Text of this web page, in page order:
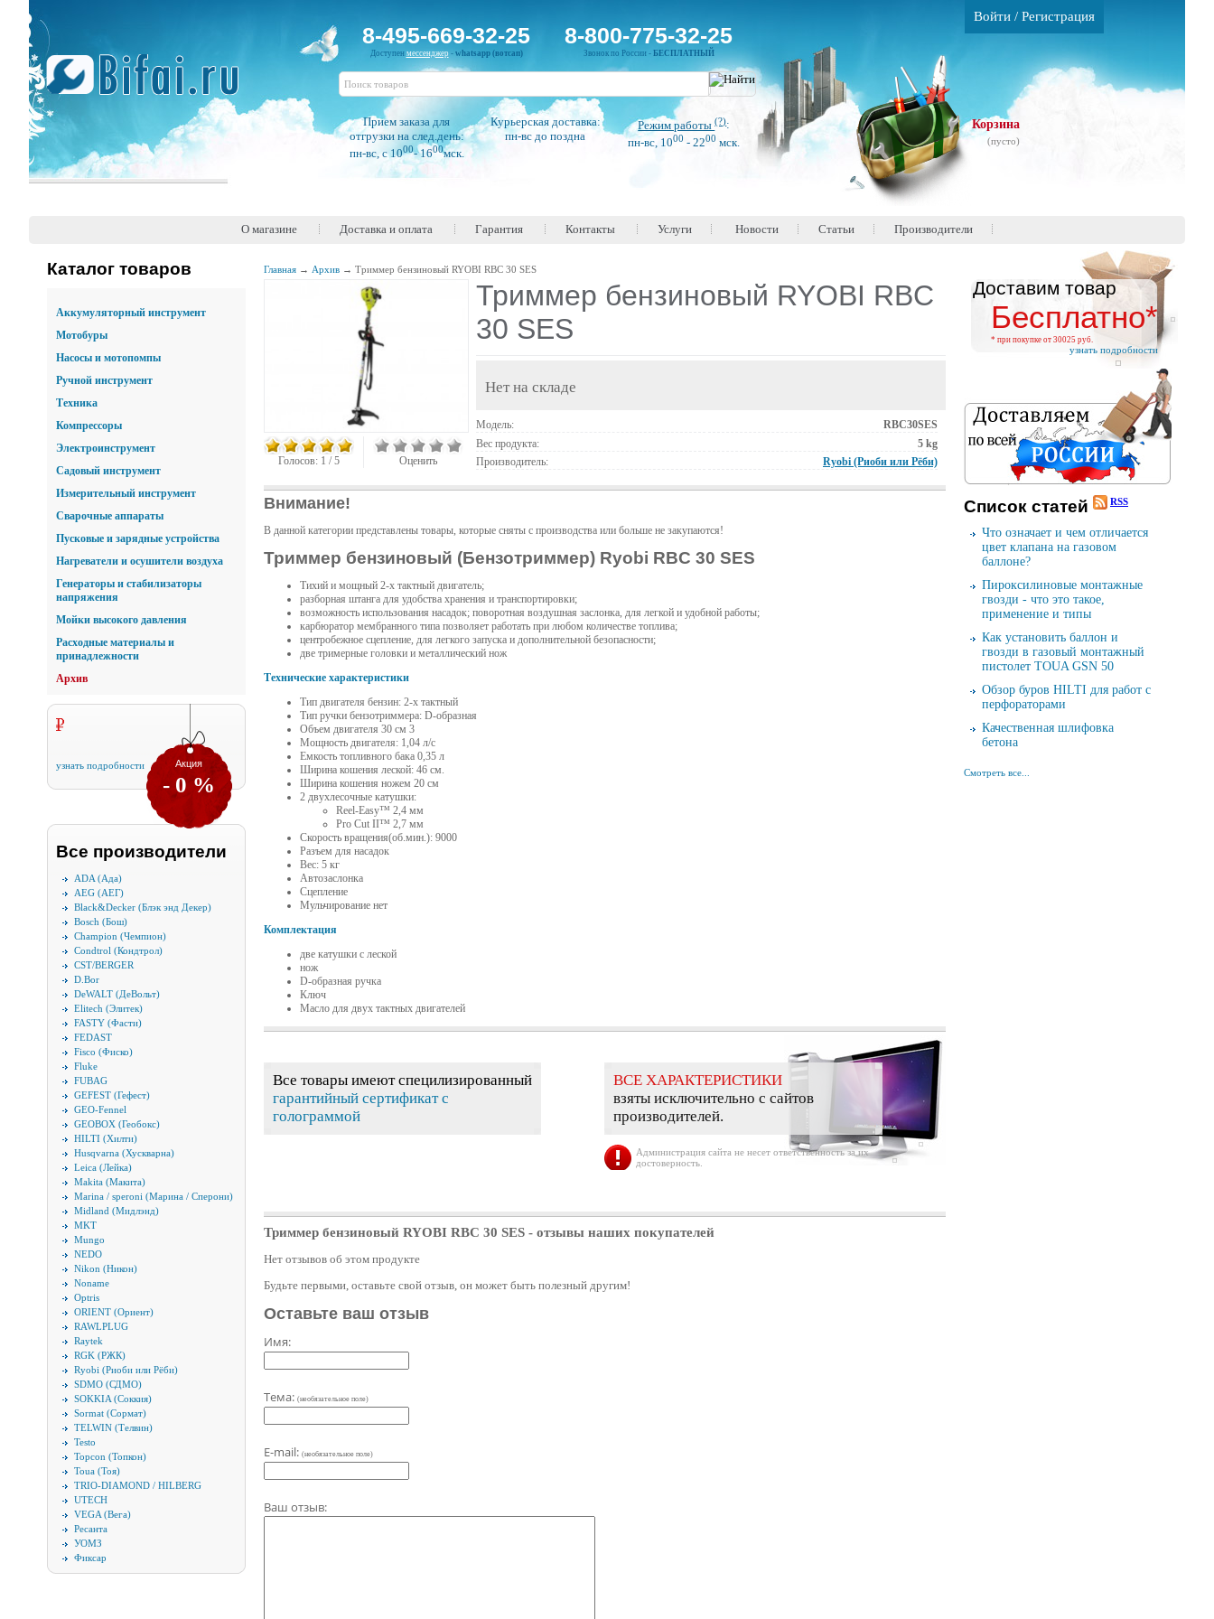
Войти /Регистрация
8-495-669-32-25
Доступен мессенджер- whatsapp (вотсап)
8-800-775-32-25
Звонок по России - БЕСПЛАТНЫЙ
Прием заказа для
отгрузки на след.день:
пн-вс, c 1000- 1600мск.
Курьерская доставка:
пн-вс до поздна
Режим работы(?):
пн-вс, 1000 - 2200 мск.
Корзина
(пусто)
О магазине Доставка и оплата Гарантия Контакты Услуги Новости Статьи Производители
Каталог товаров
Аккумуляторный инструмент
Мотобуры
Насосы и мотопомпы
Ручной инструмент
Техника
Компрессоры
Электроинструмент
Садовый инструмент
Измерительный инструмент
Сварочные аппараты
Пусковые и зарядные устройства
Нагреватели и осушители воздуха
Генераторы и стабилизаторы
напряжения
Мойки высокого давления
Расходные материалы и
принадлежности
Архив
Акция
- 0 %
узнать подробности
Все производители
ADA (Ада)
AEG (АЕГ)
Black&Decker (Блэк энд Декер)
Bosch (Бош)
Champion (Чемпион)
Condtrol (Кондтрол)
CST/BERGER
D.Bor
DeWALT (ДеВольт)
Elitech (Элитек)
FASTY (Фасти)
FEDAST
Fisco (Фиско)
Fluke
FUBAG
GEFEST (Гефест)
GEO-Fennel
GEOBOX (Геобокс)
HILTI (Хилти)
Husqvarna (Хускварна)
Leica (Лейка)
Makita (Макита)
Marina / speroni (Марина / Сперони)
Midland (Мидлэнд)
MKT
Mungo
NEDO
Nikon (Никон)
Noname
Optris
ORIENT (Ориент)
RAWLPLUG
Raytek
RGK (РЖК)
Ryobi (Риоби или Рёби)
SDMO (СДМО)
SOKKIA (Соккия)
Sormat (Сормат)
TELWIN (Телвин)
Testo
Topcon (Топкон)
Toua (Тоя)
TRIO-DIAMOND / HILBERG
UTECH
VEGA (Вега)
Ресанта
УОМЗ
Фиксар
Главная → Архив → Триммер бензиновый RYOBI RBC 30 SES
Голосов: 1 /5 Оценить
Триммер бензиновый RYOBI RBC
30 SES
Нет на складе
Модель:
RBC30SES
Вес продукта:
5 kg
Производитель:
Ryobi (Риоби или Рёби)
Внимание!
В данной категории представлены товары, которые сняты с производства или больше не закупаются!
Триммер бензиновый (Бензотриммер) Ryobi RBC 30 SES
Тихий и мощный 2-х тактный двигатель;
разборная штанга для удобства хранения и транспортировки;
возможность использования насадок; поворотная воздушная заслонка, для легкой и удобной работы;
карбюратор мембранного типа позволяет работать при любом количестве топлива;
центробежное сцепление, для легкого запуска и дополнительной безопасности;
две тримерные головки и металлический нож
Технические характеристики
Тип двигателя бензин: 2-х тактный
Тип ручки бензотриммера: D-образная
Объем двигателя 30 см 3
Мощность двигателя: 1,04 л/с
Емкость топливного бака 0,35 л
Ширина кошения леской: 46 см.
Ширина кошения ножем 20 см
2 двухлесочные катушки:
Reel-Easy™ 2,4 мм
Pro Cut II™ 2,7 мм
Скорость вращения(об.мин.): 9000
Разъем для насадок
Вес: 5 кг
Автозаслонка
Сцепление
Мульчирование нет
Комплектация
две катушки с леской
нож
D-образная ручка
Ключ
Масло для двух тактных двигателей
Все товары имеют специлизированный
гарантийный сертификат с
голограммой
ВСЕ ХАРАКТЕРИСТИКИ
взяты исключительно с сайтов
производителей.
Администрация сайта не несет ответственность за их
достоверность.
Триммер бензиновый RYOBI RBC 30 SES - отзывы наших покупателей
Нет отзывов об этом продукте
Будьте первыми, оставьте свой отзыв, он может быть полезный другим!
Оставьте ваш отзыв
Имя:
Тема: (необязательное поле)
E-mail: (необязательное поле)
Ваш отзыв:
Доставим товар
Бесплатно*
* при покупке от 30025 руб.
узнать подробности
Cписок cтатей RSS
Что означает и чем отличается
цвет клапана на газовом
баллоне?
Пироксилиновые монтажные
гвозди - что это такое,
применение и типы
Как установить баллон и
гвозди в газовый монтажный
пистолет TOUA GSN 50
Обзор буров HILTI для работ с
перфораторами
Качественная шлифовка
бетона
Смотреть все...